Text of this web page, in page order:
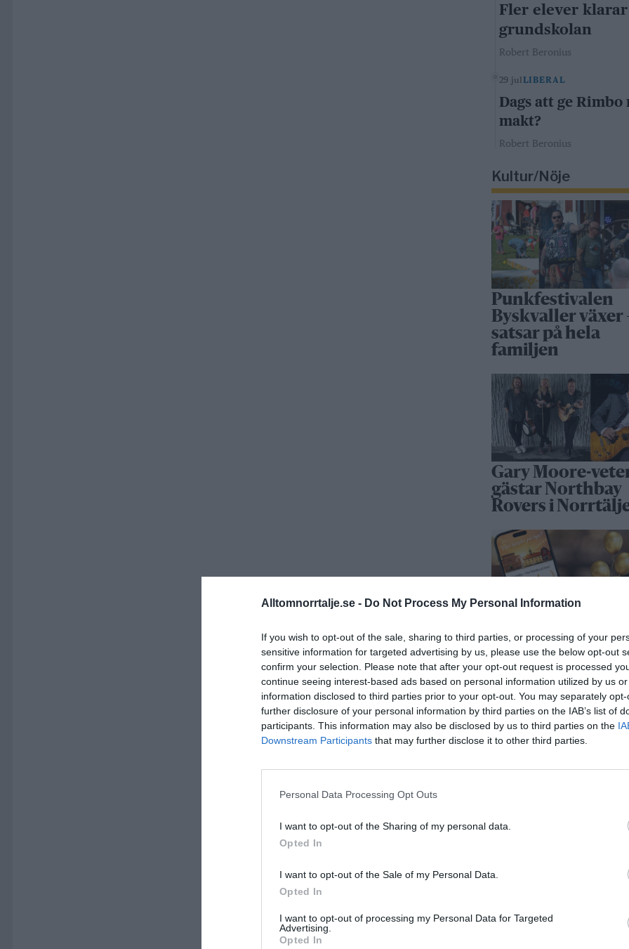
Alltomnorrtalje.se - Do Not Process My Personal Information
If you wish to opt-out of the sale, sharing to third parties, or processing of your
sensitive information for targeted advertising by us, please use the below opt-out
confirm your selection. Please note that after your opt-out request is processed
continue seeing interest-based ads based on personal information utilized by us
information disclosed to third parties prior to your opt-out. You may separately
further disclosure of your personal information by third parties on the IAB’s list of
participants. This information may also be disclosed by us to third parties on the
Downstream Participants that may further disclose it to other third parties.
Personal Data Processing Opt Outs
I want to opt-out of the Sharing of my personal data.
Opted In
I want to opt-out of the Sale of my Personal Data.
Opted In
I want to opt-out of processing my Personal Data for Targeted
Advertising.
Opted In
Fler elever klarar
grundskolan
Robert Beronius
29 jul LIBERAL
Dags att ge Rimbo
makt?
Robert Beronius
Kultur/Nöje
Punkfestivalen
Byskvaller växer
satsar på hela
familjen
Gary Moore-
gästar Northbay
Rovers i
”Vad händer på
passerar 50 000
medlemmar
Näringsliv
Norrtälje
Bino Drummond